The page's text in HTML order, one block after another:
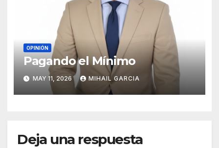
OPINIÓN
Pagando el Mínimo
MAY 11, 2026 MIHAIL GARCIA
Deja una respuesta